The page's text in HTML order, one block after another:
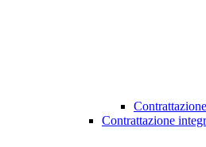
Contrattazione